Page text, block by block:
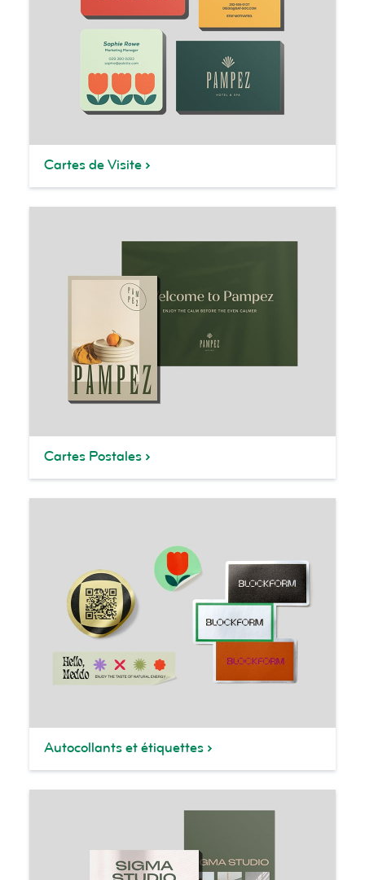
Cartes de Visite
Cartes Postales
Autocollants et étiquettes